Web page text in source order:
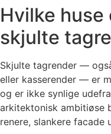
Hvilke
skjulte
Skjulte tagrender —
eller kasserender — er
og er ikke synlige
arkitektonisk ambitiøse
renere, slankere facade